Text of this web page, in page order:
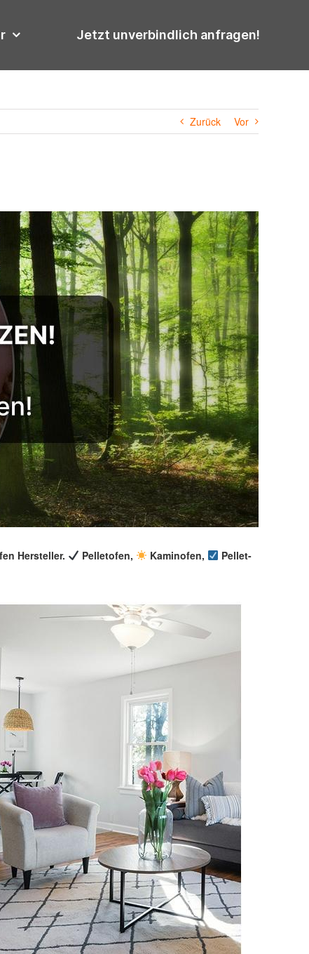
Jetzt unverbindlich anfragen!
Zurück Vor
Hersteller. Pelletofen, Kaminofen,
Pellet-